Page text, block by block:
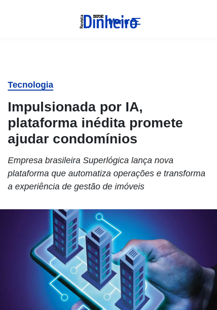
Menu
Tecnologia
Impulsionada por IA,
plataforma inédita promete
ajudar condomínios
Empresa brasileira Superlógica lança nova
plataforma que automatiza operações e transforma
a experiência de gestão de imóveis